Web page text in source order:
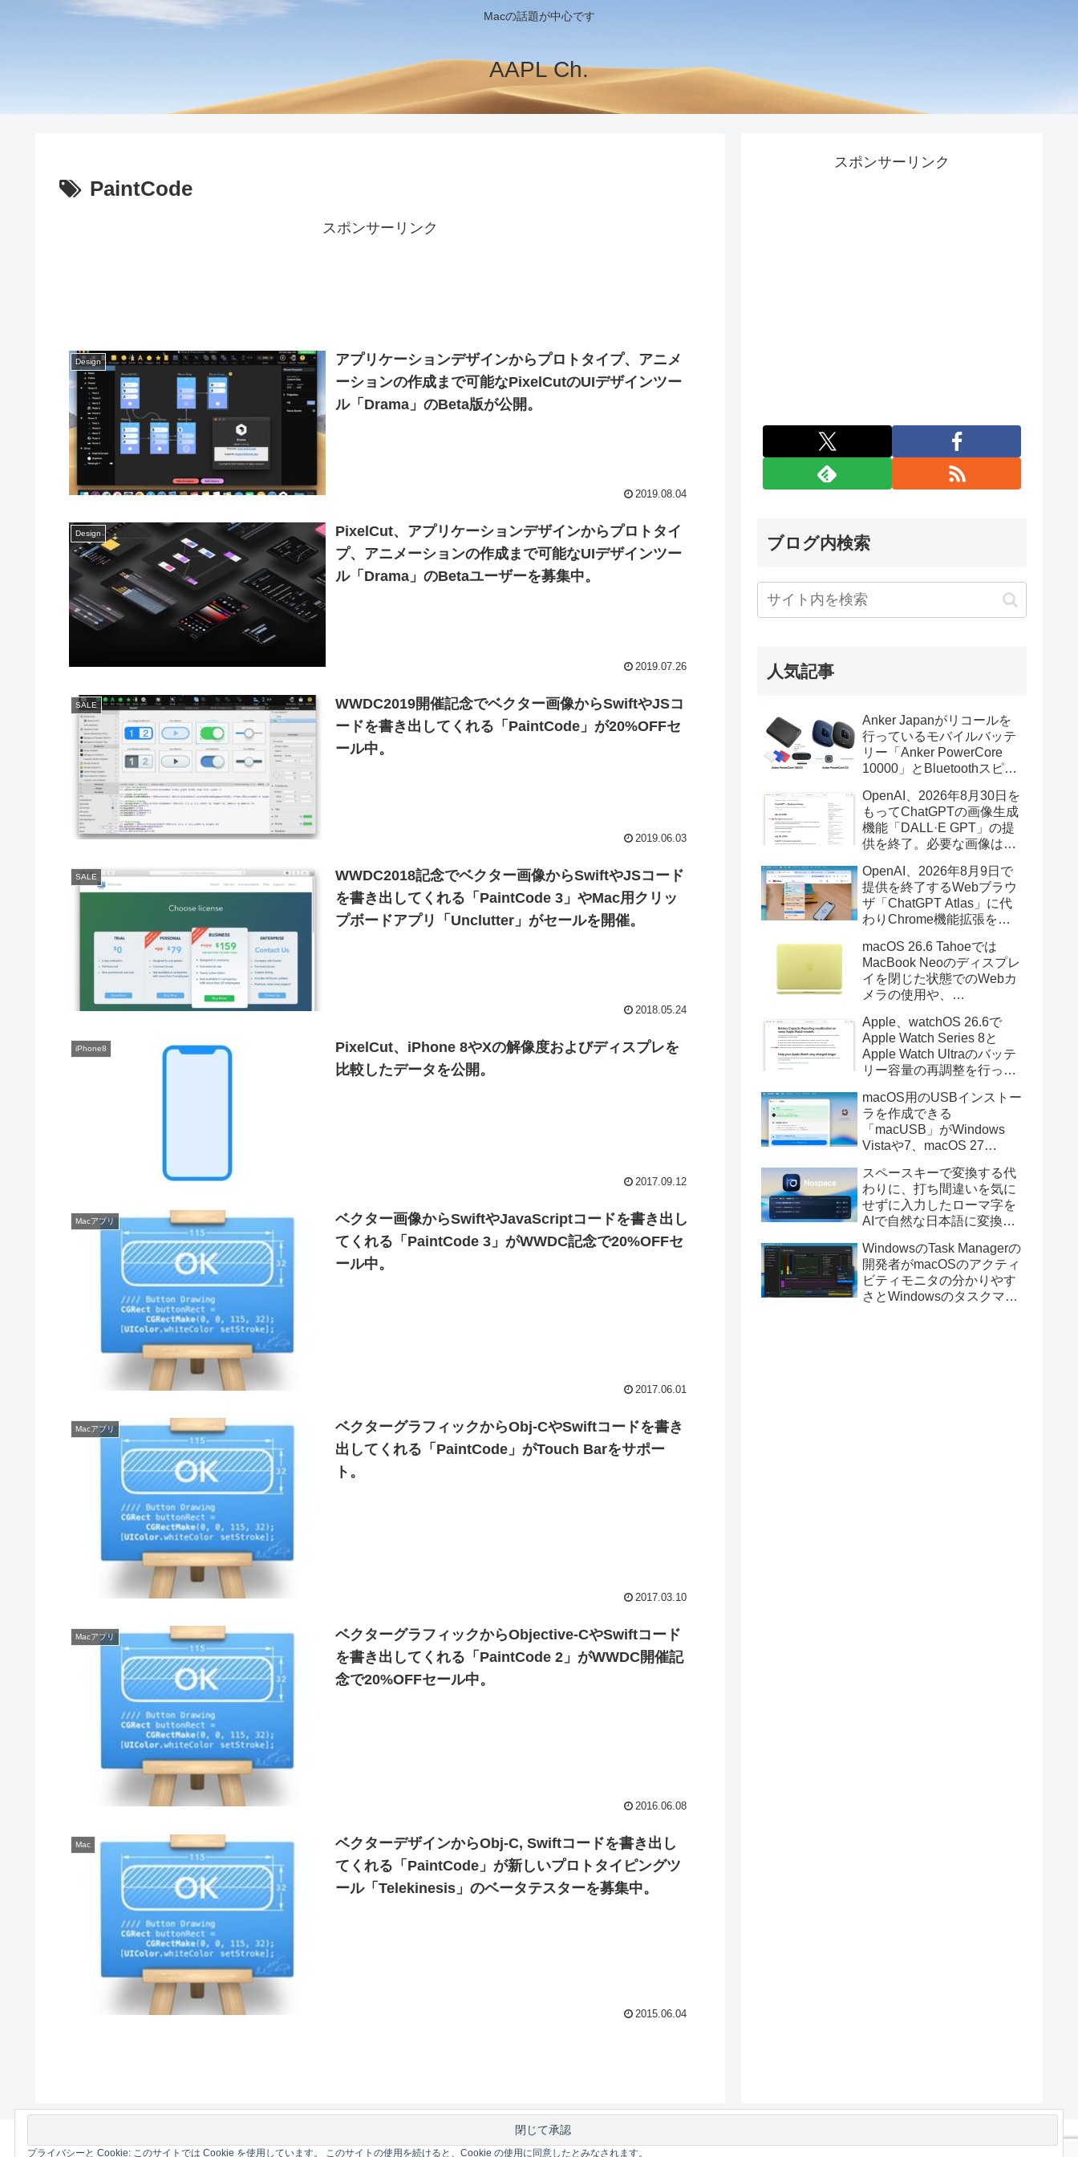
Macの話題が中心です
AAPL Ch.
PaintCode
スポンサーリンク
Design
アプリケーションデザインからプロトタイプ、アニメ
ーションの作成まで可能なPixelCutのUIデザインツー
ル「Drama」のBeta版が公開。
2019.08.04
Design
PixelCut、アプリケーションデザインからプロトタイ
プ、アニメーションの作成まで可能なUIデザインツー
ル「Drama」のBetaユーザーを募集中。
2019.07.26
SALE
WWDC2019開催記念でベクター画像からSwiftやJSコ
ードを書き出してくれる「PaintCode」が20%OFFセ
ール中。
2019.06.03
SALE
WWDC2018記念でベクター画像からSwiftやJSコード
を書き出してくれる「PaintCode 3」やMac用クリッ
プボードアプリ「Unclutter」がセールを開催。
2018.05.24
iPhone8
PixelCut、iPhone 8やXの解像度およびディスプレを
比較したデータを公開。
2017.09.12
Macアプリ
ベクター画像からSwiftやJavaScriptコードを書き出し
てくれる「PaintCode 3」がWWDC記念で20%OFFセ
ール中。
2017.06.01
Macアプリ
ベクターグラフィックからObj-CやSwiftコードを書き
出してくれる「PaintCode」がTouch Barをサポー
ト。
2017.03.10
Macアプリ
ベクターグラフィックからObjective-CやSwiftコード
を書き出してくれる「PaintCode 2」がWWDC開催記
念で20%OFFセール中。
2016.06.08
Mac
ベクターデザインからObj-C, Swiftコードを書き出し
てくれる「PaintCode」が新しいプロトタイピングツ
ール「Telekinesis」のベータテスターを募集中。
2015.06.04
スポンサーリンク
ブログ内検索
人気記事
Anker Japanがリコールを
行っているモバイルバッテ
リー「Anker PowerCore
10000」とBluetoothスピー
辺を焼損する火災が6月に3
件発生していたそうなので
注意を。
OpenAI、2026年8月30日を
もってChatGPTの画像生成
機能「DALL·E GPT」の提
供を終了。必要な画像は期
OpenAI、2026年8月9日で
提供を終了するWebブラウ
ザ「ChatGPT Atlas」に代
わりChrome機能拡張をア
画の質問やAsk ChatGPT機
能を追加。
macOS 26.6 Tahoeでは
MacBook Neoのディスプレ
イを閉じた状態でのWebカ
メラの使用や、
利用しMacBook Neoを復元
する際の安定性が向上。
Apple、watchOS 26.6で
Apple Watch Series 8と
Apple Watch Ultraのバッテ
リー容量の再調整を行った
macOS用のUSBインストー
ラを作成できる
「macUSB」がWindows
Vistaや7、macOS 27
トーラの作成に対応。
スペースキーで変換する代
わりに、打ち間違いを気に
せずに入力したローマ字を
AIで自然な日本語に変換し
力アプリ「Nospace」がリ
リース。
WindowsのTask Managerの
開発者がmacOSのアクティ
ビティモニタの分かりやす
さとWindowsのタスクマネ
プライバシーと Cookie: このサイトでは Cookie を使用しています。 このサイトの使用を続けると、Cookie の使用に同意したとみなされます。